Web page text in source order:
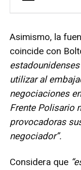
Asimismo, la
coincide con
utilizar al
negociaciones
Frente Polisario
provocadoras
negociador”.
Considera que